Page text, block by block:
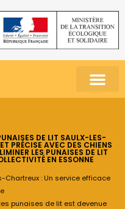
DE LIT SAULX-LES-
PRÉCISE AVEC DES CHIENS
LES PUNAISES DE LIT
EN ESSONNE
Chartreux : Un service efficace
punaises de lit est devenue